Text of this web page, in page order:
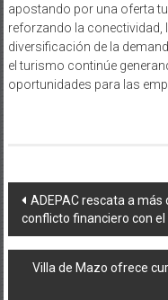
apostando por una oferta
reforzando la conectividad,
diversificación de la
el turismo continúe
oportunidades para las
Navegación
de
entradas
ADEPAC rescata a
conflicto financiero con el
Villa de Mazo ofrece